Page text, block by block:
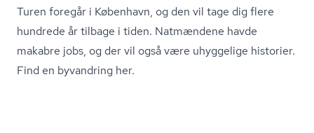
Turen foregår i København, og den vil tage dig flere
hundrede år tilbage i tiden. Natmændene havde
makabre jobs, og der vil også være uhyggelige historier.
Find en byvandring her.